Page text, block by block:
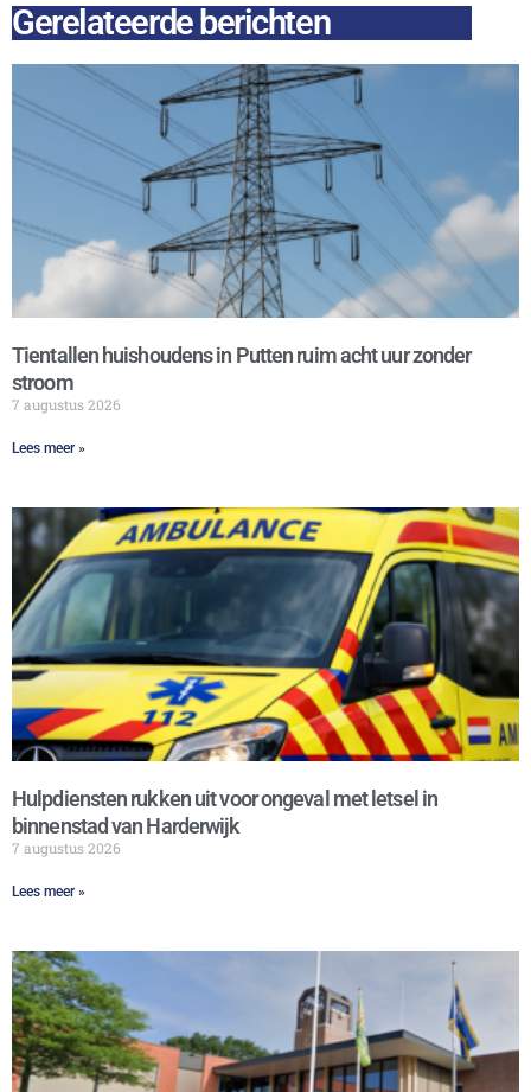
Gerelateerde berichten
Tientallen huishoudens in Putten ruim acht uur zonder
stroom
7 augustus 2026
Lees meer »
Hulpdiensten rukken uit voor ongeval met letsel in
binnenstad van Harderwijk
7 augustus 2026
Lees meer »